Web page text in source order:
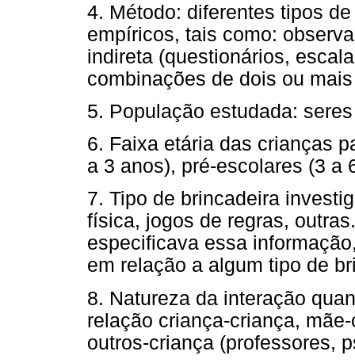
4. Método: diferentes tipos
empíricos, tais como:
indireta (questionários,
combinações de dois ou
5. População estudada:
6. Faixa etária das crianças
a 3 anos), pré-escolares (3 a
7. Tipo de brincadeira
física, jogos de regras,
especificava essa
em relação a algum tipo de
8. Natureza da interação
relação criança-criança,
outros-criança (professores,